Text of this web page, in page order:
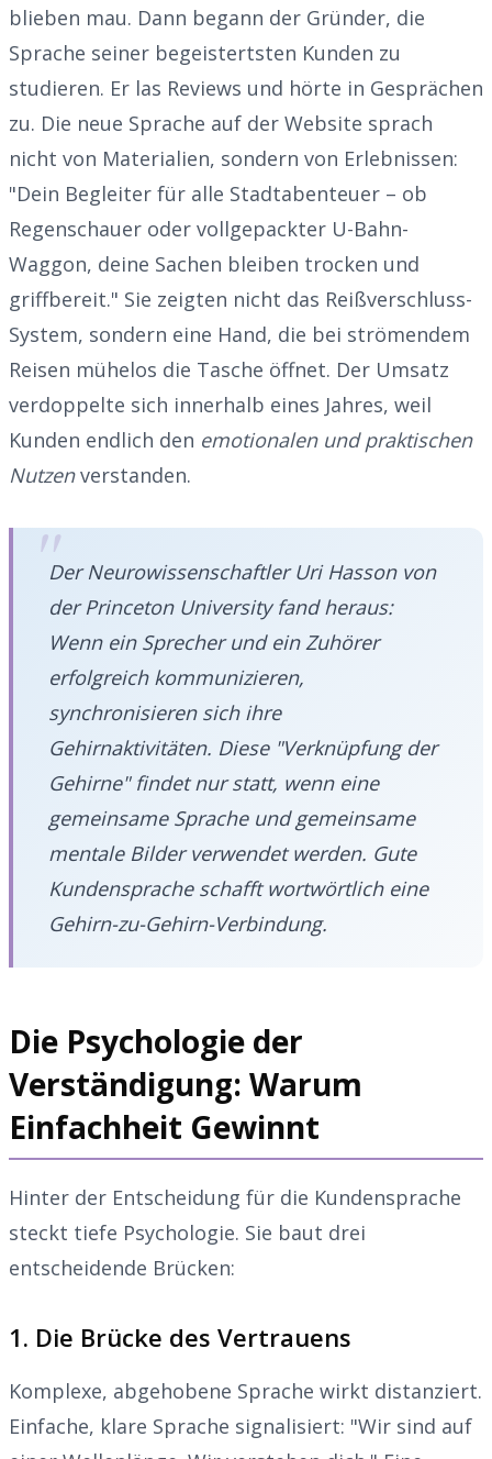
blieben mau. Dann begann der Gründer, die
Sprache seiner begeistertsten Kunden zu
studieren. Er las Reviews und hörte in Gesprächen
zu. Die neue Sprache auf der Website sprach
nicht von Materialien, sondern von Erlebnissen:
"Dein Begleiter für alle Stadtabenteuer – ob
Regenschauer oder vollgepackter U-Bahn-
Waggon, deine Sachen bleiben trocken und
griffbereit." Sie zeigten nicht das Reißverschluss-
System, sondern eine Hand, die bei strömendem
Reisen mühelos die Tasche öffnet. Der Umsatz
verdoppelte sich innerhalb eines Jahres, weil
Kunden endlich den emotionalen und praktischen
Nutzenverstanden.
Der NeurowissenschaftlerUri Hassonvon
der Princeton University fand heraus:
Wenn ein Sprecher und ein Zuhörer
erfolgreich kommunizieren,
synchronisieren sich ihre
Gehirnaktivitäten. Diese "Verknüpfung der
Gehirne" findet nur statt, wenn eine
gemeinsame Sprache und gemeinsame
mentale Bilder verwendet werden. Gute
Kundensprache schafft wortwörtlich eine
Gehirn-zu-Gehirn-Verbindung.
Die Psychologie der
Verständigung: Warum
Einfachheit Gewinnt
Hinter der Entscheidung für die Kundensprache
steckt tiefe Psychologie. Sie baut drei
entscheidende Brücken:
1. Die Brücke des Vertrauens
Komplexe, abgehobene Sprache wirkt distanziert.
Einfache, klare Sprache signalisiert: "Wir sind auf